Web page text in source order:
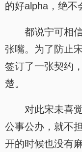
的好alpha，绝不
都说宁可相
张嘴。为了防止
签订了一张契约
楚。
对此宋未喜
公事公办，就不
开的时候也没有麻